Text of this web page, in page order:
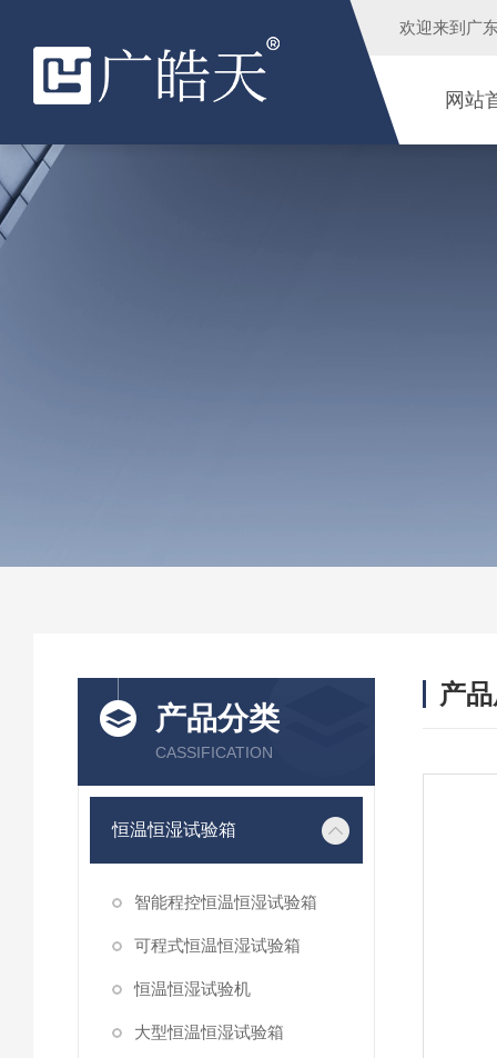
欢迎来到 广
网站
产品分类
CASSIFICATION
恒温恒湿试验箱
智能程控恒温恒湿试验箱
可程式恒温恒湿试验箱
恒温恒湿试验机
大型恒温恒湿试验箱
产